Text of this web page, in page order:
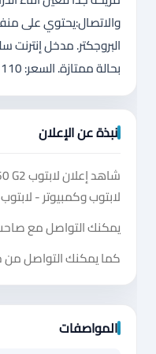
بحالة ممتازة. السعر: 110 دينار (قابل للتفاوض البسيط)
نبذة عن الإعلان
لابتوب وكمبيوتر -
يمكنك التواصل مع صاحب
كما يمكنك التواصل من
المواصفات